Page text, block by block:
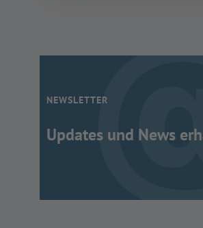
NEWSLETTER
Updates und News